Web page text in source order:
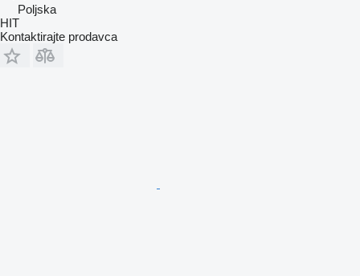
Poljska
HIT
Kontaktirajte prodavca